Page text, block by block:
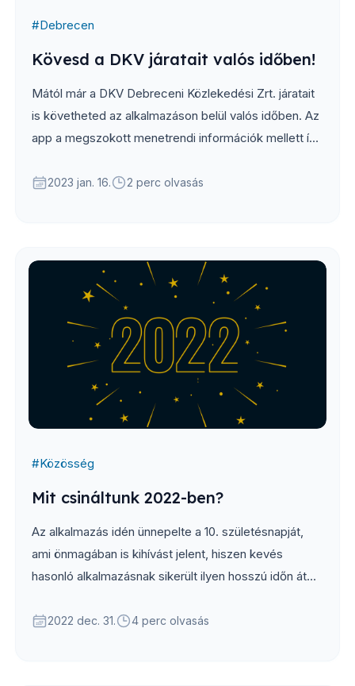
#Debrecen
Kövesd a DKV járatait valós időben!
Mától már a DKV Debreceni Közlekedési Zrt. járatait
is követheted az alkalmazáson belül valós időben. Az
app a megszokott menetrendi információk mellett így
térképen is láthatod a járművek pozícióját.
2023 jan. 16. 2 perc olvasás
#Közösség
Mit csináltunk 2022-ben?
Az alkalmazás idén ünnepelte a 10. születésnapját,
ami önmagában is kihívást jelent, hiszen kevés
hasonló alkalmazásnak sikerült ilyen hosszú időn át
ennyivel, hanem tovább dolgoztunk az alkalmazás
2022 dec. 31. 4 perc olvasás